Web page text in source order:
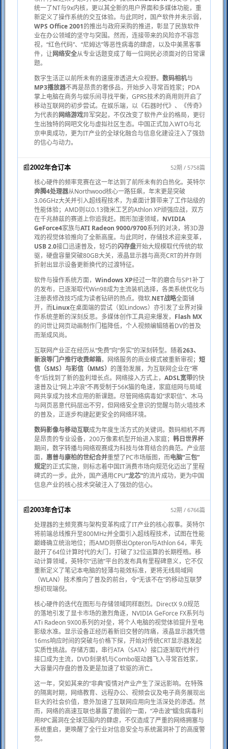
统一了NT与9x内核，更以其全新的用户界面和多媒体功能，重
新定义了操作系统的交互体验。与此同时，国产软件并未示弱，
WPS Office 2001的推出与政府采购的推进，彰显了民族软件
业在办公领域的坚守与突围。然而，连接带来的风险亦不容忽
视，“红色代码”、“尼姆达”等恶性病毒的肆虐，以及中美黑客事
件，让网络安全从专业话题变成了每一位网民必须面对的日常课
题。
数字生活正以前所未有的速度渗透进大众视野。 数码相机与
MP3播放器不再是昂贵的奢侈品，开始步入寻常百姓家；PDA
掌上电脑在商务与娱乐间寻找平衡，GPRS技术的商用则开启了
移动互联网的初步尝试。在娱乐端，以《石器时代》、《传奇》
为代表的网络游戏异军突起，不仅改变了软件产业的格局，更衍
生出独特的网吧文化与虚拟社区生态。中国正式加入WTO与北
京申奥成功，更为IT产业的全球化融合与信息化建设注入了强劲
的信心与动力。
📰2002年合订本 52期 / 5758篇
核心硬件的频率竞赛在这一年达到了前所未有的白热化。英特尔
奔腾4处理器从Northwood核心一路狂飙，年末更是突破
3.06GHz大关并引入超线程技术，为桌面计算带来了工作站级的
性能体验；AMD则以0.13微米工艺的Athlon XP顽强应战，双方
在千兆赫兹的赛道上你追我赶。图形加速领域， NVIDIA
GeForce4家族与ATI Radeon 9000/9700系列的对决，将3D游
戏的视觉体验推向了全新高度。与此同时，存储技术迎来变革，
USB 2.0接口迅速普及，轻巧的闪存盘开始大规模取代传统的软
驱，硬盘容量突破80GB大关，液晶显示器与高亮CRT的并存则
折射出显示设备更新换代的过渡特征。
软件与操作系统方面， Windows XP经过一年的磨合与SP1补丁
的发布，已逐渐取代Win98成为主流装机选择，各类系统优化与
注册表修改技巧成为读者钻研的热点。微软.NET战略全面铺
开，而Linux在桌面端的尝试（如Lindows）亦引发了业界对操
作系统垄断的深刻反思。多媒体创作工具迎来爆发， Flash MX
的问世让网页动画制作门槛降低，个人视频编辑随着DV的普及
而渐成风尚。
互联网产业正在经历从“免费”向“务实”的深刻转型。随着263、
新浪等门户推行收费邮箱，网络服务的商业模式被重新审视； 短
信（SMS）与彩信（MMS） 的蓬勃发展，为互联网企业在“寒
冬”后找到了新的盈利增长点。网络接入方式上， ADSL宽带的快
速普及让“网上冲浪”不再受制于56K猫的龟速，家庭组网与局域
网共享成为技术应用的新课题。尽管网络病毒如“求职信”、木马
与网页恶意代码层出不穷，但网络安全意识的觉醒与防火墙技术
的普及，正逐步构建起更安全的网络环境。
数码影像与移动互联成为年度生活方式的关键词。数码相机不再
是昂贵的专业设备，200万像素机型开始进入家庭； 韩日世界杯
期间，数字转播与网络观赛成为科技与体育结合的典范。产业层
面， 惠普与康柏的世纪合并重塑了PC市场版图，而电脑“三包”
规定的正式实施，则标志着中国IT消费市场向规范化迈出了里程
碑式的一步。此外，国产通用CPU“龙芯”的流片成功，更为中国
信息产业的核心技术突破注入了强劲的信心。
📰2003年合订本 52期 / 6766篇
处理器的主频竞赛与架构变革构成了IT产业的核心叙事。英特尔
将前端总线推升至800MHz并全面引入超线程技术，试图在性能
巅峰确立统治地位；而AMD则祭出Opteron与Athlon 64，率先
敲开了64位计算时代的大门，打破了32位运算的长期桎梏。移
动计算领域，英特尔“迅驰”平台的发布具有里程碑意义，它不仅
重新定义了笔记本电脑的轻薄与能效标准，更将无线局域网
（WLAN）技术推向了普及的前台，令“无该不在”的移动互联梦
想初现端倪。
核心硬件的迭代在图形与存储领域同样剧烈。DirectX 9.0规范
的落地引发了显卡市场的激烈角逐，NVIDIA GeForce FX系列与
ATi Radeon 9X00系列的对垒，将个人电脑的视觉体验提升至电
影级水准。显示设备正经历着新旧交替的阵痛，液晶显示器凭借
16ms响应时间的突破与价格下探，开始对传统CRT显示器发起
实质性挑战。存储方面，串行ATA（SATA）接口逐渐取代并行
接口成为主流，DVD刻录机与Combo驱动器飞入寻常百姓家，
大容量闪存盘的普及更是加速了软驱的消亡。
这一年，突如其来的“非典”疫情对产业产生了深远影响。在特殊
的隔离时期，网络教育、远程办公、视频会议及电子商务展现出
巨大的社会价值，意外加速了互联网应用向生活深处的渗透。然
而，网络的高速互联也暴露了脆弱的一面，“冲击波”蠕虫病毒利
用RPC漏洞在全球范围内的肆虐，不仅造成了严重的网络拥塞与
系统重启，更唤醒了全行业对信息安全与系统漏洞补丁的高度警
觉。